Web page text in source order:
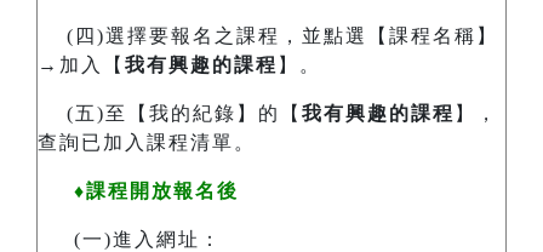
(四)選擇要報名之課程，並點選【課程名稱】
→加入【 我有興趣的課程 】。
(五)至【我的紀錄】的【 我有興趣的課程 】，
查詢已加入課程清單。
♦課程開放報名後
(一)進入網址：